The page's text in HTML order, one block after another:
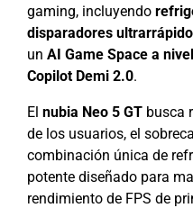
gaming, incluyendo
disparadores
un AI Game Space a
Copilot Demi 2.0.
El nubia Neo 5 GT busca
de los usuarios, el
combinación única de
potente diseñado para
rendimiento de FPS de